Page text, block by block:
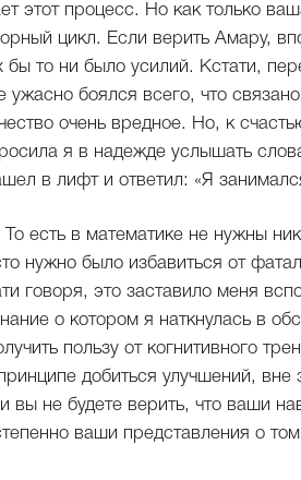
этот процесс. Но как только
цикл. Если верить Амару,
бы то ни было усилий. Кстати,
ужасно боялся всего, что
очень вредное. Но, к
я в надежде услышать
в лифт и ответил: «Я
То есть в математике не нужны
нужно было избавиться от
говоря, это заставило меня
о котором я наткнулась в
пользу от когнитивного
добиться улучшений, вне
вы не будете верить, что ваши
ваши представления о